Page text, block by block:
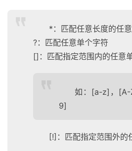
*：匹配任意长度的任
?：匹配任意单个字符
[]：匹配指定范围内的任意
如：[a-z]，
9]
[!]：匹配指定范围外的